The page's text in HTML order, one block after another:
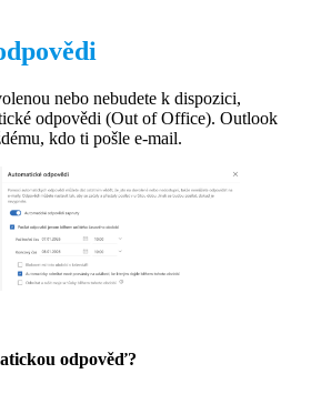
nebo nebudete k dispozici,
odpovědi (Out of Office). Outlook
kdo ti pošle e-mail.
odpověď?